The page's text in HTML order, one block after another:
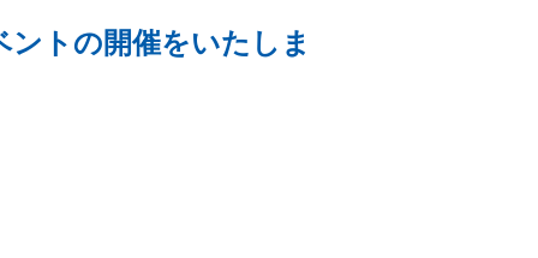
トの開催をいたしま